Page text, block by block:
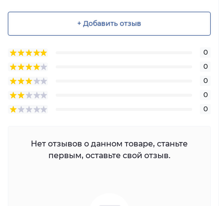
+ Добавить отзыв
0
0
0
0
0
Нет отзывов о данном товаре, станьте
первым, оставьте свой отзыв.